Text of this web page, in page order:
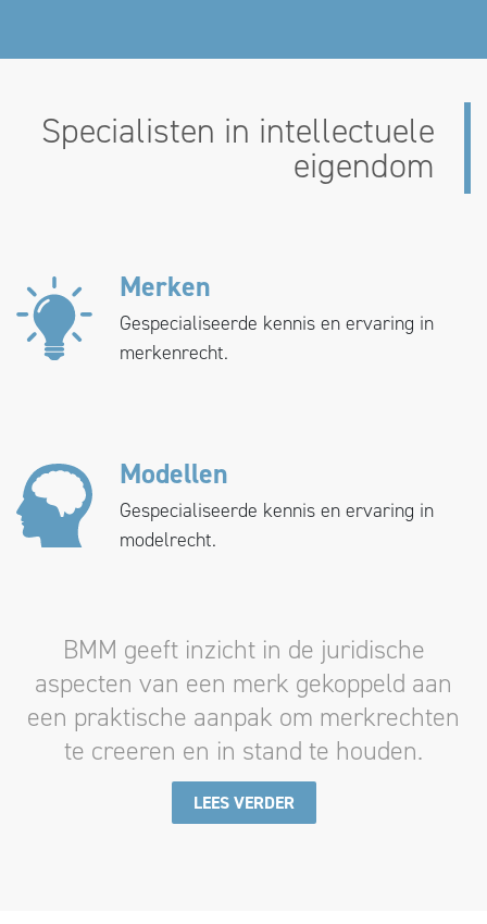
Specialisten in intellectuele
eigendom
Merken
Gespecialiseerde kennis en ervaring in
merkenrecht.
Modellen
Gespecialiseerde kennis en ervaring in
modelrecht.
BMM geeft inzicht in de juridische
aspecten van een merk gekoppeld aan
een praktische aanpak om merkrechten
te creeren en in stand te houden.
LEES VERDER